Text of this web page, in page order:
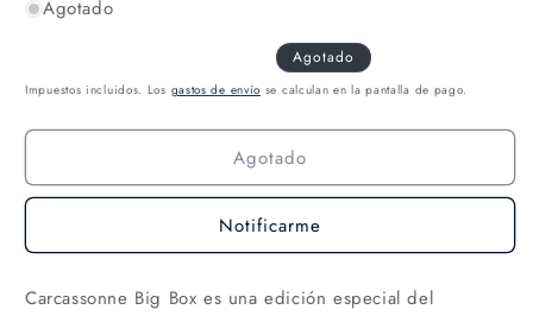
Agotado
Agotado
Impuestos incluidos. Los gastos de envío se calculan en la pantalla de pago.
Agotado
Notificarme
Carcassonne Big Box es una edición especial del